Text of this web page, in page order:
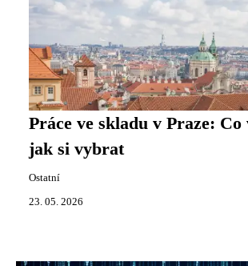
Práce ve skladu v Praze: Co
jak si vybrat
Ostatní
23. 05. 2026